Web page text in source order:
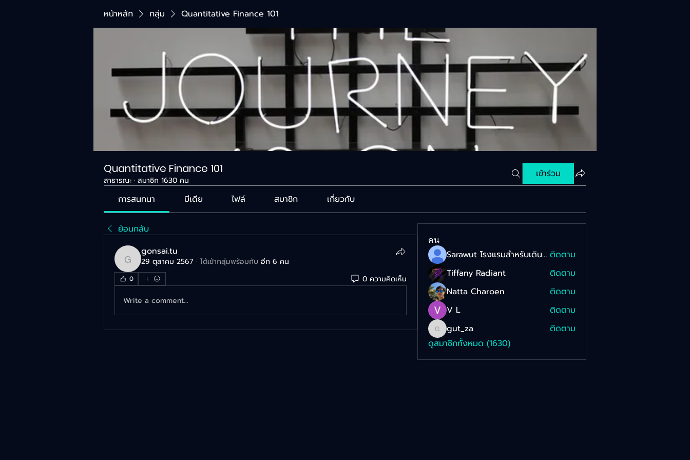
หน้าหลัก กลุ่ม Quantitative Finance 101
Quantitative Finance 101
สาธารณะ · สมาชิก 1630 คน
เข้าร่วม
การสนทนา มีเดีย ไฟล์ สมาชิก เกี่ยวกับ
ย้อนกลับ
gonsai.tu
gonsai.tu
29 ตุลาคม 2567 · ได้เข้ากลุ่มพร้อมกับ อีก 6 คน
0
0 ความคิดเห็น
Write a comment...
คน
Sarawut โรงแรมสําหรับเดินทาง Onkam ติดตาม
Tiffany Radiant
ติดตาม
Natta Charoen
ติดตาม
V L
ติดตาม
gut_zagut_za
ติดตาม
ดูสมาชิกทั้งหมด (1630)